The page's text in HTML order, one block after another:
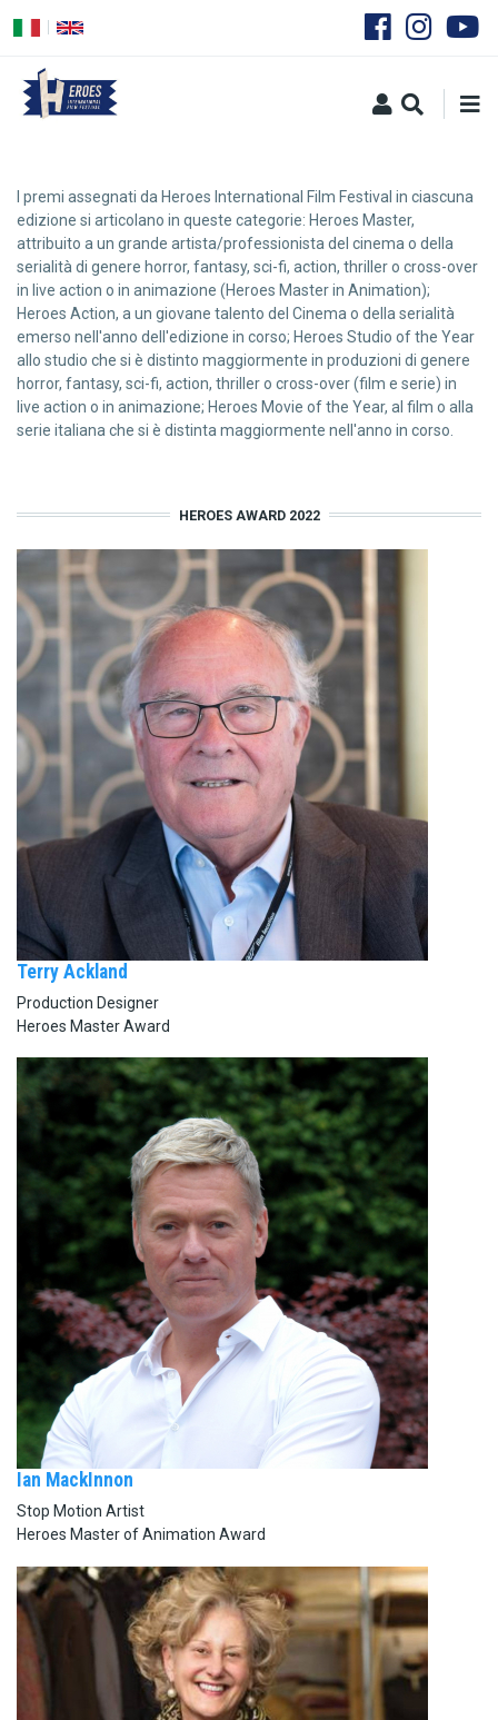
principale
I premi assegnati da Heroes International Film Festival in ciascuna
edizione si articolano in queste categorie: Heroes Master,
attribuito a un grande artista/professionista del cinema o della
serialità di genere horror, fantasy, sci-fi, action, thriller o cross-over
in live action o in animazione (Heroes Master in Animation);
Heroes Action, a un giovane talento del Cinema o della serialità
emerso nell'anno dell'edizione in corso; Heroes Studio of the Year
allo studio che si è distinto maggiormente in produzioni di genere
horror, fantasy, sci-fi, action, thriller o cross-over (film e serie) in
live action o in animazione; Heroes Movie of the Year, al film o alla
serie italiana che si è distinta maggiormente nell'anno in corso.
HEROES AWARD 2022
Terry Ackland
Production Designer
Heroes Master Award
Ian MackInnon
Stop Motion Artist
Heroes Master of Animation Award